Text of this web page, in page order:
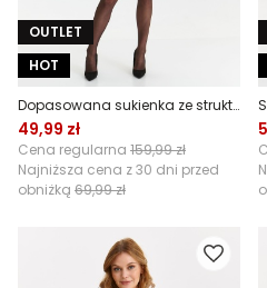
OUTLET
HOT
Dopasowana sukienka ze strukturalnego materiału
49,99 zł
Cena regularna 159,99 zł
Najniższa cena z 30 dni przed
obniżką 69,99 zł